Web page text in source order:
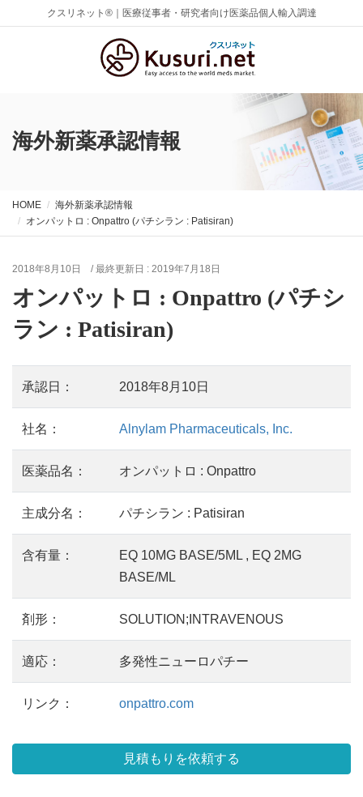
クスリネット®｜医療従事者・研究者向け医薬品個人輸入調達
海外新薬承認情報
HOME
海外新薬承認情報
オンパットロ : Onpattro (パチシラン : Patisiran)
2018年8月10日 / 最終更新日 : 2019年7月18日
オンパットロ : Onpattro (パチシ
ラン : Patisiran)
承認日： 2018年8月10日
社名： Alnylam Pharmaceuticals, Inc.
医薬品名： オンパットロ : Onpattro
主成分名： パチシラン : Patisiran
含有量：
EQ 10MG BASE/5ML , EQ 2MG
BASE/ML
剤形： SOLUTION;INTRAVENOUS
適応： 多発性ニューロパチー
リンク： onpattro.com
見積もりを依頼する